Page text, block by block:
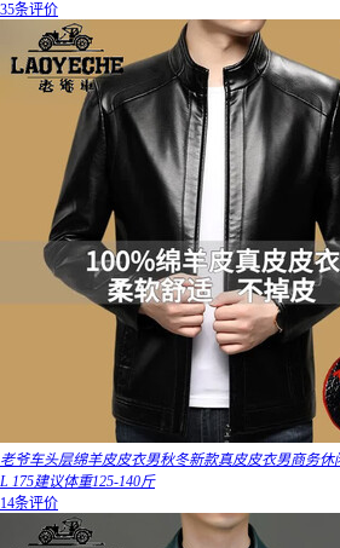
35条评价
老爷车头层绵羊皮皮衣男秋冬新款真皮皮衣男商务
L 175建议体重125-140斤
14条评价